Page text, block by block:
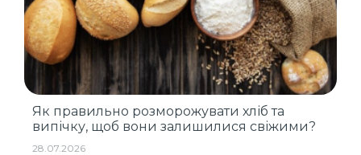
Як правильно розморожувати хліб та
випічку, щоб вони залишилися свіжими?
28.07.2026